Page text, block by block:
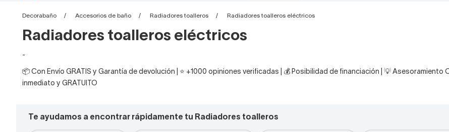
Decorabaño Accesorios de baño Radiadores toalleros Radiadores toalleros eléctricos
Radiadores toalleros eléctricos
-
📦 Con Envío GRATIS y Garantía de devolución | ⭐ +1000 opiniones verificadas | 💰 Posibilidad de financiación | 💡 Asesoramiento
inmediato y GRATUITO
Te ayudamos a encontrar rápidamente tu Radiadores toalleros